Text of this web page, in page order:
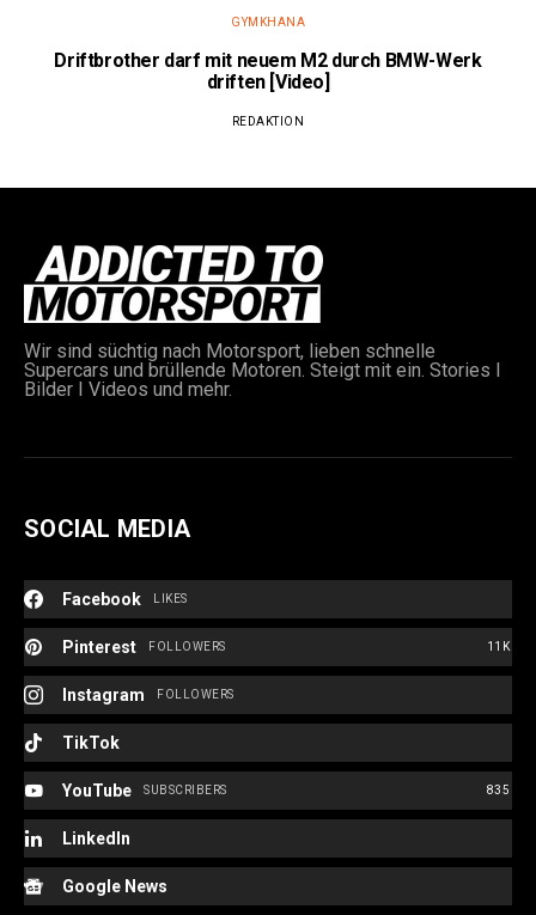
GYMKHANA
Driftbrother darf mit neuem M2 durch BMW-Werk
driften [Video]
REDAKTION
Wir sind süchtig nach Motorsport, lieben schnelle
Supercars und brüllende Motoren. Steigt mit ein. Stories I
Bilder I Videos und mehr.
SOCIAL MEDIA
Facebook LIKES
Pinterest 11K
FOLLOWERS
Instagram FOLLOWERS
TikTok
YouTube 835
SUBSCRIBERS
LinkedIn
Google News